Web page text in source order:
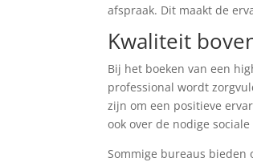
afspraak. Dit maakt de
Kwaliteit
Bij het boeken van een
professional wordt
zijn om een positieve
ook over de nodige
Sommige bureaus